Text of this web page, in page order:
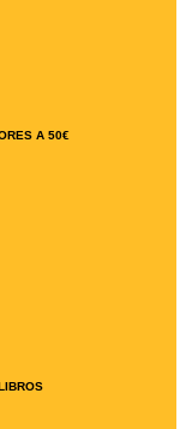
A 50€